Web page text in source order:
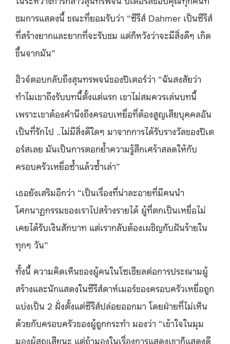
ชมการแสดงนี้ ขณะที่ยอมรับว่า “ซีรีส์ Dahmer เป็นซีรีส์
ที่สร้างยากและยากที่จะรับชม แต่ก็หวังว่าจะมีสิ่งดีๆ เกิด
ขึ้นจากมัน”
ฮิวจ์ตอบกลับถึงสุนทรพจน์ของปีเตอร์ว่า “ฉันสงสัยว่า
ทำไมเขาถึงรับบทนี้ตั้งแต่แรก เขาไม่สมควรเล่นบทนี้
เพราะเขาต้องคำนึงถึงครอบเหยื่อที่ต้องสูญเสียบุคคลอัน
เป็นที่รักไป ..ไม่มีสิ่งดีใดๆ มาจากการได้รับรางวัลของปีเต
อร์สเลย มันเป็นการตอกย้ำความรู้สึกเศร้าสลดให้กับ
ครอบครัวเหยื่อซ้ำแล้วซ้ำเล่า”
เธอยังเสริมอีกว่า “เป็นเรื่องที่น่าละอายที่มีคนนำ
โศกนาฏกรรมของเราไปสร้างรายได้ ผู้ที่ตกเป็นเหยื่อไม่
เคยได้รับเงินสักบาท แต่เรากลับต้องเผชิญกับฝันร้ายใน
ทุกๆ วัน”
ทั้งนี้ ความคิดเห็นของผู้คนในโซเชียลต่อการประณามผู้
สร้างและนักแสดงในซีรีส์ดาห์เมอร์ของครอบครัวเหยื่อถูก
แบ่งเป็น 2 ฝั่งตั้งแต่ซีรีส์ปล่อยออกมา โดยฝ่ายที่ไม่เห็น
ด้วยกับครอบครัวของผู้ถูกกระทำ มองว่า “เข้าใจในมุม
มองผู้สูญเสียนะ แต่ถ้ามองในเรื่องการแสดงเขาก็แสดงดี